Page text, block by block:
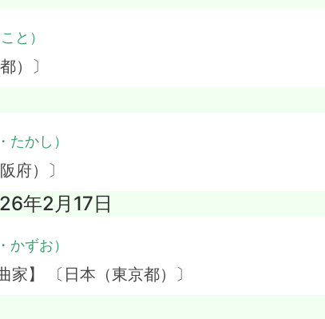
と）
）〕
たかし）
府）〕
年2月17日
かずお）
家】 〔日本（東京都）〕